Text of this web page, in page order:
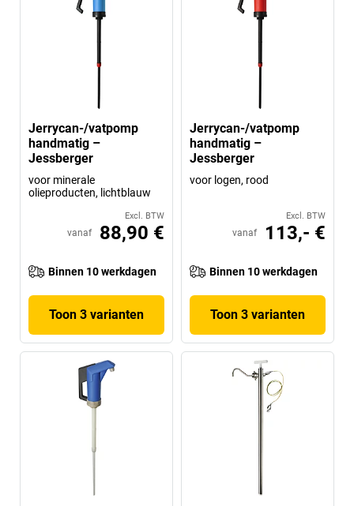
Jerrycan-/vatpomp
handmatig –
Jessberger
voor minerale
olieproducten, lichtblauw
Excl. BTW
vanaf 88,90 €
Binnen 10 werkdagen
Toon 3 varianten
Jerrycan-/vatpomp
handmatig –
Jessberger
voor logen, rood
Excl. BTW
vanaf 113,- €
Binnen 10 werkdagen
Toon 3 varianten